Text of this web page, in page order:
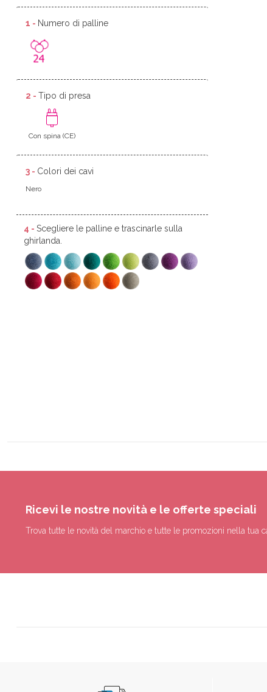
1 - Numero di palline
2 - Tipo di presa
Con spina (CE)
3 - Colori dei cavi
Nero
4 - Scegliere le palline e trascinarle sulla
ghirlanda.
Ricevi le nostre novità e le offerte speciali
Trova tutte le novità del marchio e tutte le promozioni nella tua